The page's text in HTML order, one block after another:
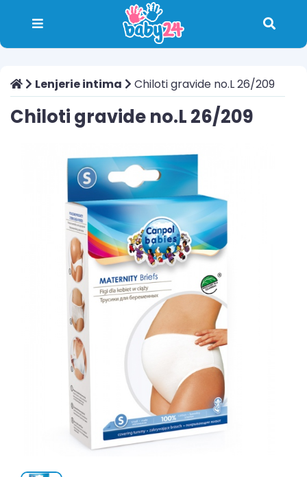
Lenjerie intima Chiloti gravide no.L 26/209
Chiloti gravide no.L 26/209